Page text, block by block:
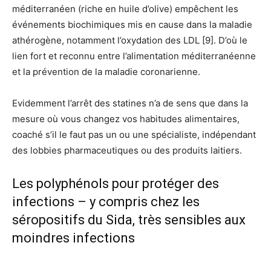
méditerranéen (riche en huile d’olive) empêchent les
événements biochimiques mis en cause dans la maladie
athérogène, notamment l’oxydation des LDL [9]. D’où le
lien fort et reconnu entre l’alimentation méditerranéenne
et la prévention de la maladie coronarienne.
Evidemment l’arrêt des statines n’a de sens que dans la
mesure où vous changez vos habitudes alimentaires,
coaché s’il le faut pas un ou une spécialiste, indépendant
des lobbies pharmaceutiques ou des produits laitiers.
Les polyphénols pour protéger des
infections – y compris chez les
séropositifs du Sida, très sensibles aux
moindres infections